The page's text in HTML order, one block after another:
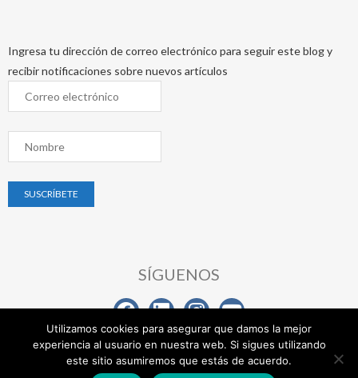
Ingresa tu dirección de correo electrónico para seguir este blog y
recibir notificaciones sobre nuevos artículos
SÍGUENOS
Copyright © 2025 | Wellstein Mora Rodríguez International |
Política de privacidad
Utilizamos cookies para asegurar que damos la mejor
experiencia al usuario en nuestra web. Si sigues utilizando
este sitio asumiremos que estás de acuerdo.